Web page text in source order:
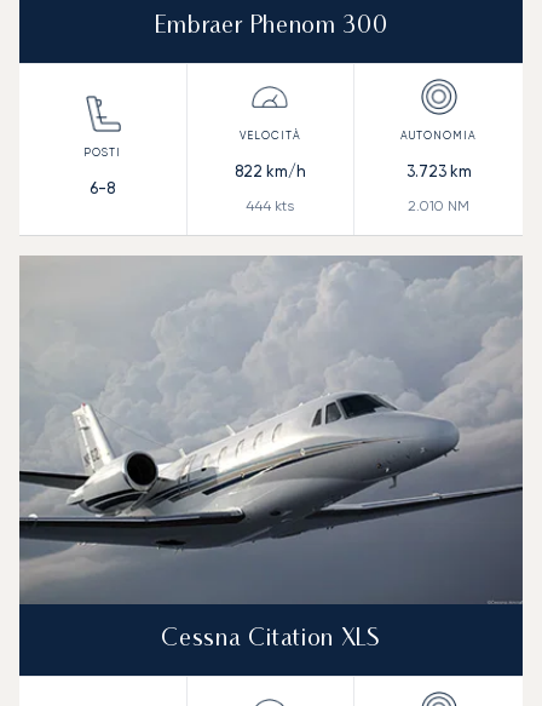
Embraer Phenom 300
6-8
822 km/h
444 kts
3.723km
2.010 NM
Cessna Citation XLS